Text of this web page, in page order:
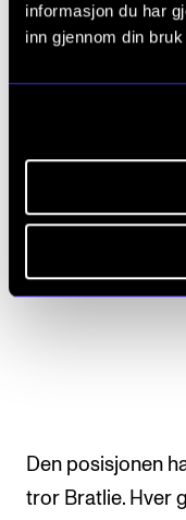
informasjon du har
inn gjennom din
Den posisjonen
tror Bratlie. Hver